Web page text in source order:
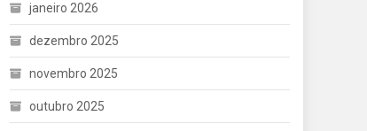
janeiro 2026
dezembro 2025
novembro 2025
outubro 2025